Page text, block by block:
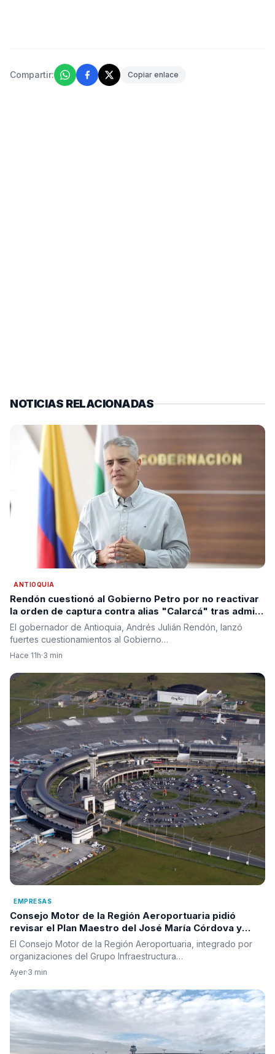
Compartir: Copiar enlace
NOTICIAS RELACIONADAS
ANTIOQUIA
Rendón cuestionó al Gobierno Petro por no reactivar
la orden de captura contra alias "Calarcá" tras admitir
fracaso del proceso de paz
El gobernador de Antioquia, Andrés Julián Rendón, lanzó
fuertes cuestionamientos al Gobierno…
Hace 11h·3 min
EMPRESAS
Consejo Motor de la Región Aeroportuaria pidió
revisar el Plan Maestro del José María Córdova y
reclamó una visión integral para la infraestructura
aérea del país
El Consejo Motor de la Región Aeroportuaria, integrado por
organizaciones del Grupo Infraestructura…
Ayer·3 min